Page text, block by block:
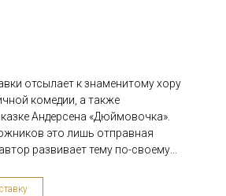
отсылает к знаменитому хору
комедии, а также
Андерсена «Дюймовочка».
это лишь отправная
развивает тему по-своему...